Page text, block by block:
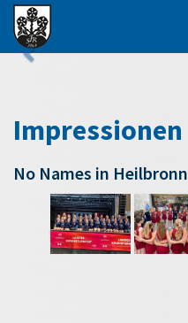
Impressionen
No Names in Heilbronn